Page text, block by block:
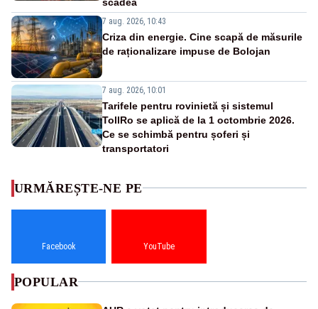
7 aug. 2026, 10:43
Criza din energie. Cine scapă de măsurile
de raționalizare impuse de Bolojan
7 aug. 2026, 10:01
Tarifele pentru rovinietă și sistemul
TollRo se aplică de la 1 octombrie 2026.
Ce se schimbă pentru șoferi și
transportatori
URMĂREȘTE-NE PE
Facebook YouTube
POPULAR